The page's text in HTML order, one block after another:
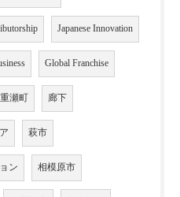
Japanese Innovation
Global Franchise
瀬町 廊下
萩市
ン 相模原市